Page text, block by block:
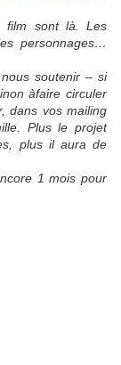
film sont là. Les
personnages…
soutenir – si
àfaire circuler
dans vos mailing
Plus le projet
plus il aura de
1 mois pour